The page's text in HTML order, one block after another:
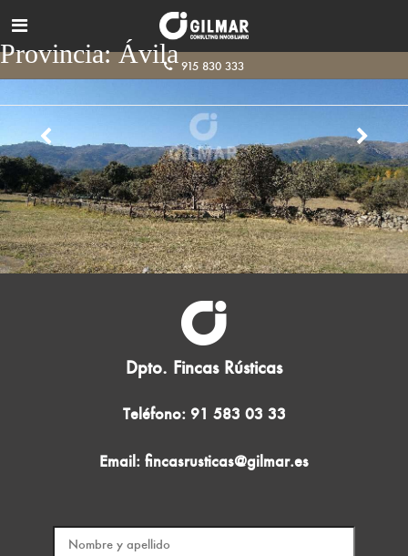
915 830 333
Provincia:Ávila
Dpto. Fincas Rústicas
Teléfono: 91 583 03 33
Email: fincasrusticas@gilmar.es